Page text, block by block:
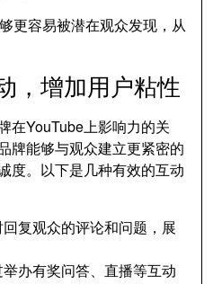
更容易被潜在观众发现，从
，增加用户粘性
在YouTube上影响力的关
牌能够与观众建立更紧密的
度。以下是几种有效的互动
回复观众的评论和问题，展
办有奖问答、直播等互动